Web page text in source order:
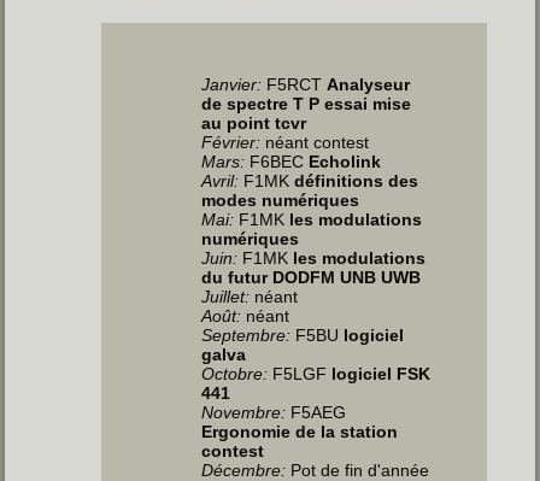
Janvier: F5RCTAnalyseur
de spectre T P essai mise
au point tcvr
Février: néant contest
Mars: F6BEC Echolink
Avril: F1MKdéfinitions des
modes numériques
Mai: F1MK les modulations
numériques
Juin: F1MK les modulations
du futur DODFM UNB UWB
Juillet: néant
Août: néant
Septembre: F5BU logiciel
galva
Octobre: F5LGF logiciel FSK
441
Novembre: F5AEG
Ergonomie de la station
contest
Décembre: Pot de fin d'année